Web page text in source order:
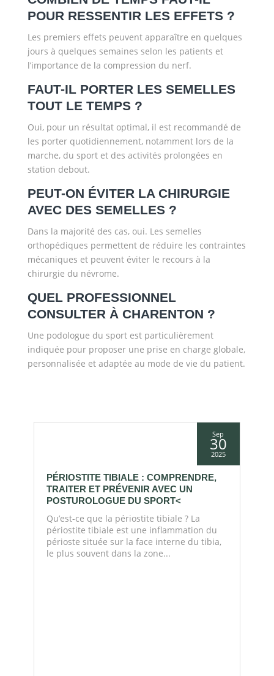
POUR RESSENTIR LES EFFETS ?
Les premiers effets peuvent apparaître en quelques
jours à quelques semaines selon les patients et
l’importance de la compression du nerf.
FAUT-IL PORTER LES SEMELLES
TOUT LE TEMPS ?
Oui, pour un résultat optimal, il est recommandé de
les porter quotidiennement, notamment lors de la
marche, du sport et des activités prolongées en
station debout.
PEUT-ON ÉVITER LA CHIRURGIE
AVEC DES SEMELLES ?
Dans la majorité des cas, oui. Les semelles
orthopédiques permettent de réduire les contraintes
mécaniques et peuvent éviter le recours à la
chirurgie du névrome.
QUEL PROFESSIONNEL
CONSULTER À CHARENTON ?
Une podologue du sport est particulièrement
indiquée pour proposer une prise en charge globale,
personnalisée et adaptée au mode de vie du patient.
Sep
30
2025
PÉRIOSTITE TIBIALE : COMPRENDRE,
TRAITER ET PRÉVENIR AVEC UN
POSTUROLOGUE DU SPORT<
Qu’est-ce que la périostite tibiale ? La
périostite tibiale est une inflammation du
périoste située sur la face interne du tibia,
le plus souvent dans la zone...